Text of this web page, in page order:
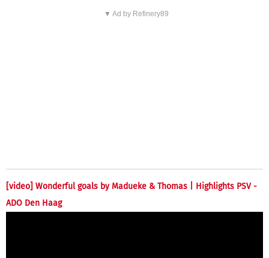
▼ Ad by Refinery89
[video] Wonderful goals by Madueke & Thomas | Highlights PSV -
ADO Den Haag